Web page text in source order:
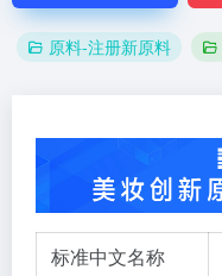
原料-注册新原料
标准中文名称